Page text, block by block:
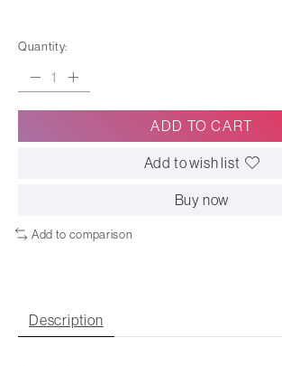
Quantity:
ADD TO CART
Add to wish list
Buy now
Add to comparison
Description